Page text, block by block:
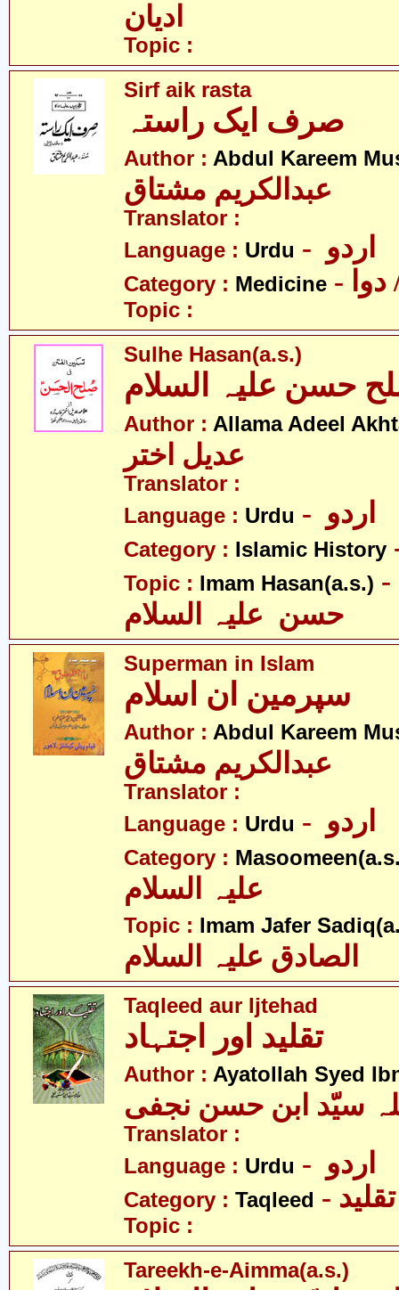
ادیان
Topic :
Sirf aik rasta
صرف ایک راستہ
Author : Abdul Kareem
عبدالکریم مشتاق
Translator :
Language : Urdu
Category : Medicine
Topic :
Sulhe Hasan(a.s.)
حسن علیہ السلام
Author : Allama Adeel
عدیل اختر
Translator :
Language : Urdu
Category : Islamic History
Topic : Imam Hasan(a.s.) - امام
حسن علیہ السلام
Superman in Islam
سپرمین ان اسلام
Author : Abdul Kareem
عبدالکریم مشتاق
Translator :
Language : Urdu
Category :
Topic : Imam Jafer
الصادق علیہ السلام
Taqleed aur Ijtehad
تقلید اور اجتہاد
Author : Ayatollah Syed
Translator :
Language : Urdu
Category : Taqleed - تقلید
Topic :
Tareekh-e-Aimma(a.s.)